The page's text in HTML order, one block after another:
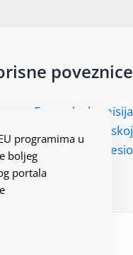
poveznice
Europska komisija
komisije u Hrvatskoj
Kohesio
programima u
boljeg
portala